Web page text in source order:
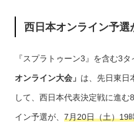
西日本オンライン予選
『スプラトゥーン3』を含む3
オンライン大会」 は、先日東日
して、西日本代表決定戦に進
イン予選が、 7月20日（土）19